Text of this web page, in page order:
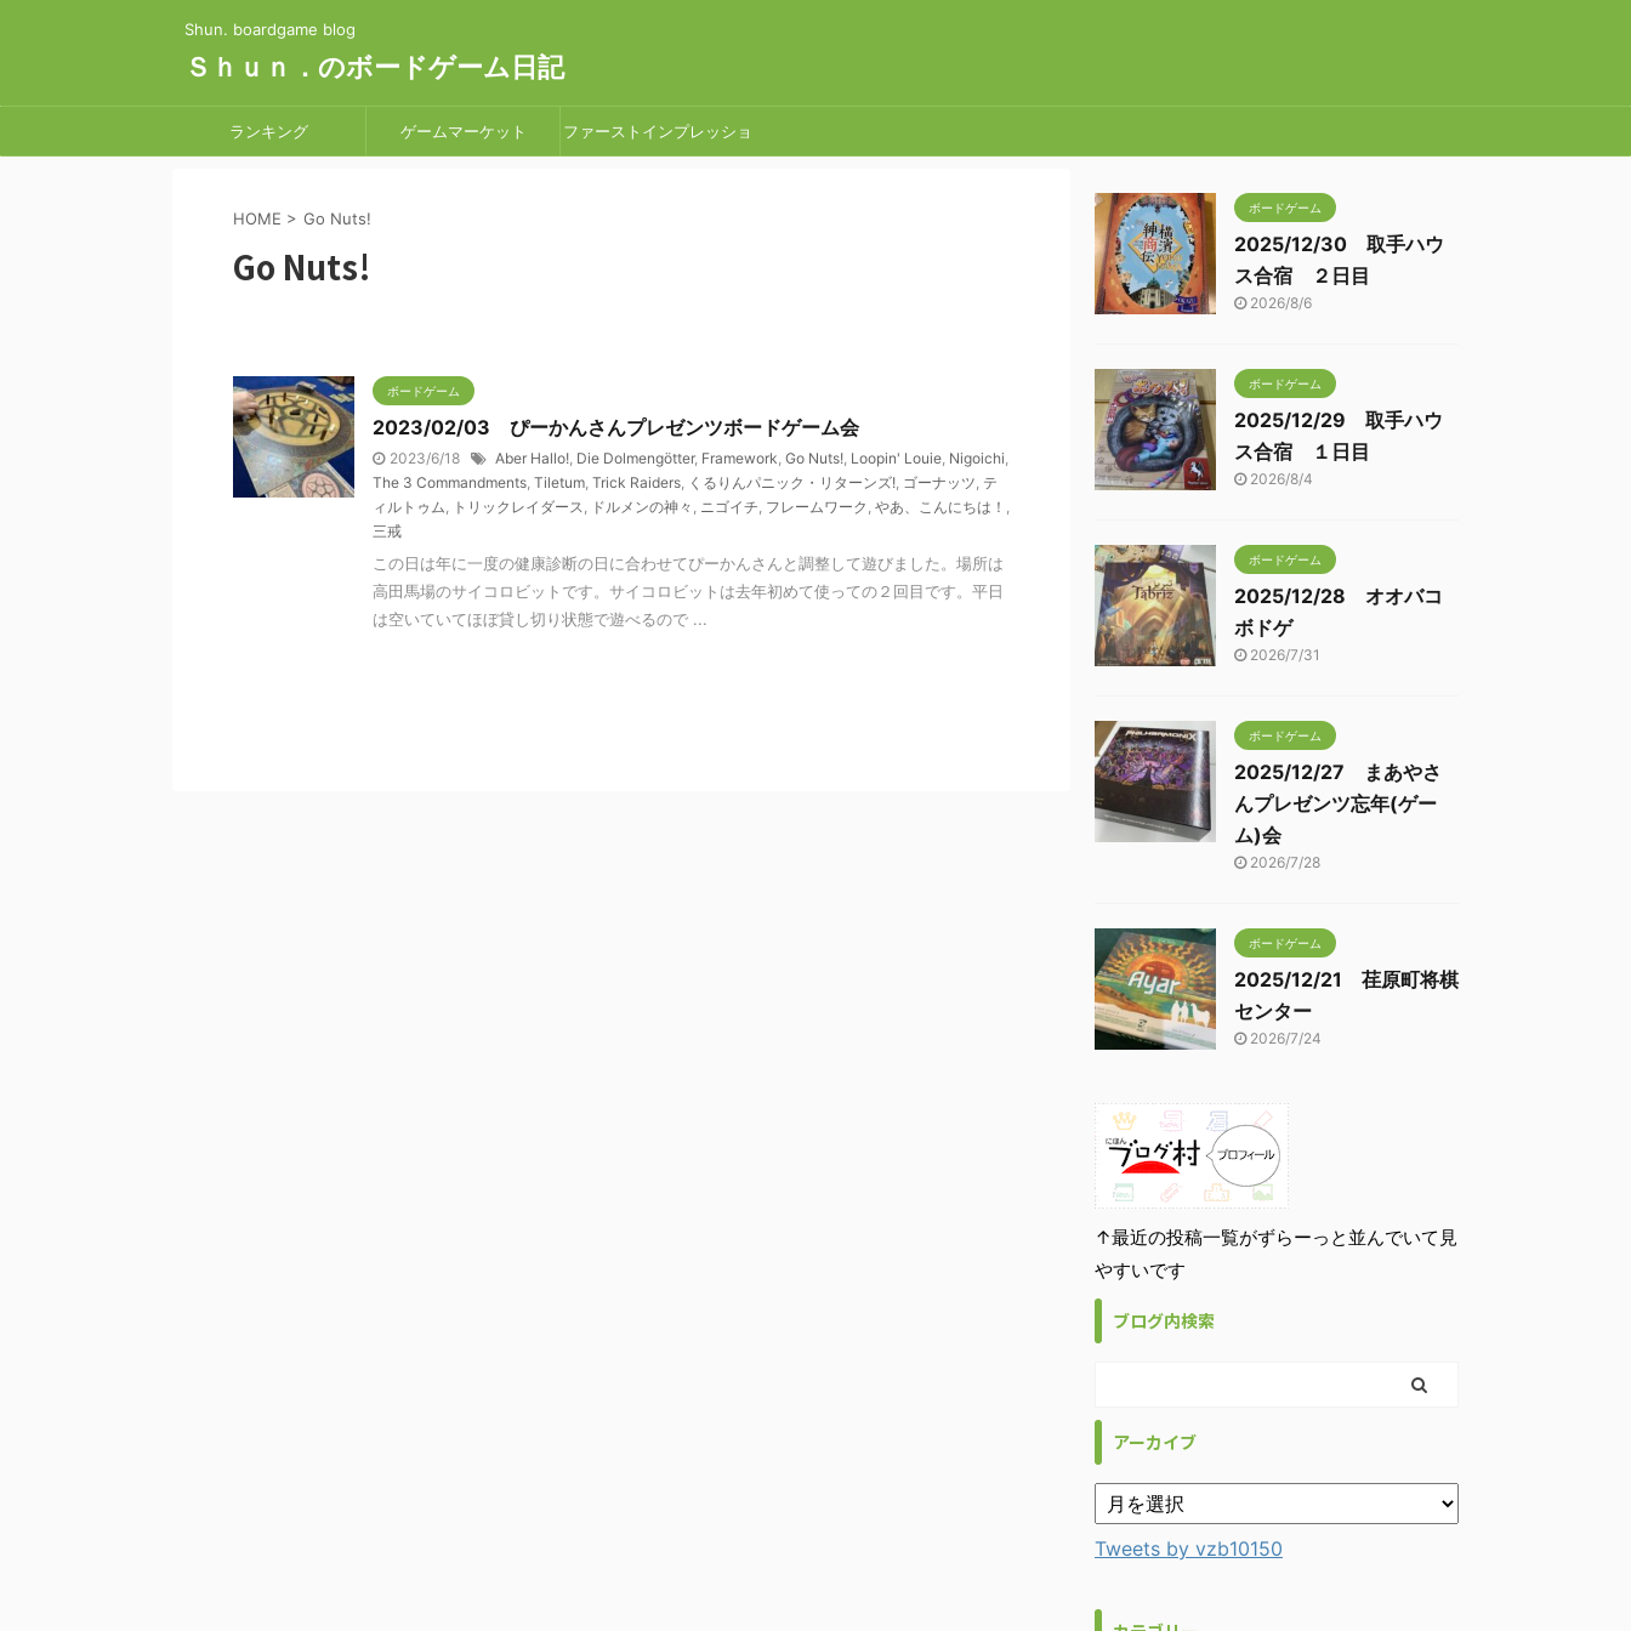
Shun. boardgame blog
Ｓｈｕｎ．のボードゲーム日記
ランキング ゲームマーケット ファーストインプレッショ
HOME > Go Nuts!
Go Nuts!
ボードゲーム
2023/02/03 ぴーかんさんプレゼンツボードゲーム会
2023/6/18 Aber Hallo!, Die Dolmengötter, Framework, Go Nuts!, Loopin' Louie, Nigoichi,
The 3 Commandments, Tiletum, Trick Raiders, くるりんパニック・リターンズ!, ゴーナッツ, テ
ィルトゥム, トリックレイダース, ドルメンの神々 , ニゴイチ, フレームワーク , やあ、こんにちは！ ,
三戒
この日は年に一度の健康診断の日に合わせてぴーかんさんと調整して遊びました。場所は
高田馬場のサイコロビットです。サイコロビットは去年初めて使っての２回目です。平日
は空いていてほぼ貸し切り状態で遊べるので ...
ボードゲーム
2025/12/30 取手ハウ
ス合宿 ２日目
2026/8/6
ボードゲーム
2025/12/29 取手ハウ
ス合宿 １日目
2026/8/4
ボードゲーム
2025/12/28 オオバコ
ボドゲ
2026/7/31
ボードゲーム
2025/12/27 まあやさ
んプレゼンツ忘年(ゲー
ム)会
2026/7/28
ボードゲーム
2025/12/21 荏原町将棋
センター
2026/7/24
↑最近の投稿一覧がずらーっと並んでいて見
やすいです
ブログ内検索
アーカイブ
Tweets by vzb10150